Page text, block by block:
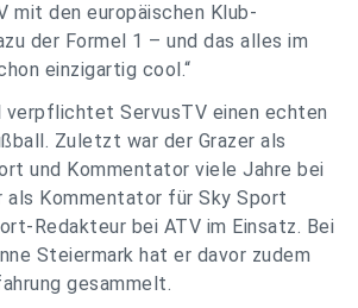
mit den europäischen Klub-
der Formel 1 – und das alles im
einzigartig cool.“
verpflichtet ServusTV einen echten
Zuletzt war der Grazer als
und Kommentator viele Jahre bei
als Kommentator für Sky Sport
Redakteur bei ATV im Einsatz. Bei
Steiermark hat er davor zudem
gesammelt.